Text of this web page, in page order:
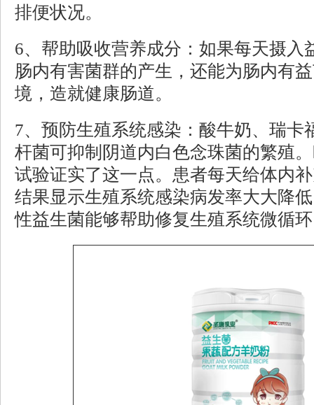
排便状况。
6、帮助吸收营养成分：如果每天摄入
肠内有害菌群的产生，还能为肠内有
境，造就健康肠道。
7、预防生殖系统感染：酸牛奶、瑞卡
杆菌可抑制阴道内白色念珠菌的繁殖
试验证实了这一点。患者每天给体内
结果显示生殖系统感染病发率大大降
性益生菌能够帮助修复生殖系统微循